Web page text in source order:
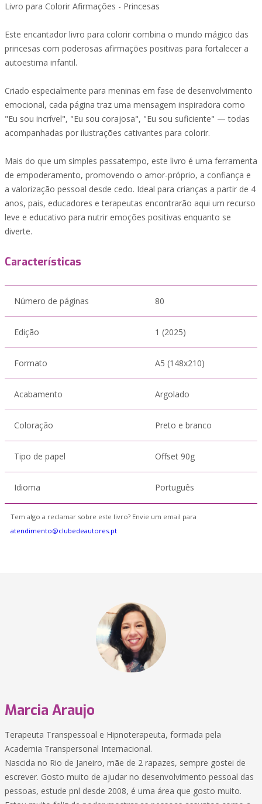
Livro para Colorir Afirmações - Princesas
Este encantador livro para colorir combina o mundo mágico das
princesas com poderosas afirmações positivas para fortalecer a
autoestima infantil.
Criado especialmente para meninas em fase de desenvolvimento
emocional, cada página traz uma mensagem inspiradora como
"Eu sou incrível", "Eu sou corajosa", "Eu sou suficiente" — todas
acompanhadas por ilustrações cativantes para colorir.
Mais do que um simples passatempo, este livro é uma ferramenta
de empoderamento, promovendo o amor-próprio, a confiança e
a valorização pessoal desde cedo. Ideal para crianças a partir de 4
anos, pais, educadores e terapeutas encontrarão aqui um recurso
leve e educativo para nutrir emoções positivas enquanto se
diverte.
Características
Número de páginas 80
Edição 1 (2025)
Formato A5 (148x210)
Acabamento Argolado
Coloração Preto e branco
Tipo de papel Offset 90g
Idioma Português
Tem algo a reclamar sobre este livro? Envie um email para
atendimento@clubedeautores.pt
Marcia Araujo
Terapeuta Transpessoal e Hipnoterapeuta, formada pela
Academia Transpersonal Internacional.
Nascida no Rio de Janeiro, mãe de 2 rapazes, sempre gostei de
escrever. Gosto muito de ajudar no desenvolvimento pessoal das
pessoas, estude pnl desde 2008, é uma área que gosto muito.